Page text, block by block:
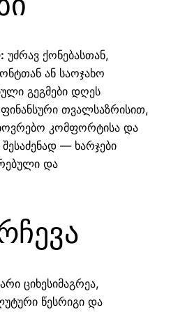
უძრავ ქონებასთან,
ან საოჯახო
გეგმები დღეს
თვალსაზრისით,
კომფორტისა და
— ხარჯები
და
ციხესიმაგრეა,
წესრიგი და